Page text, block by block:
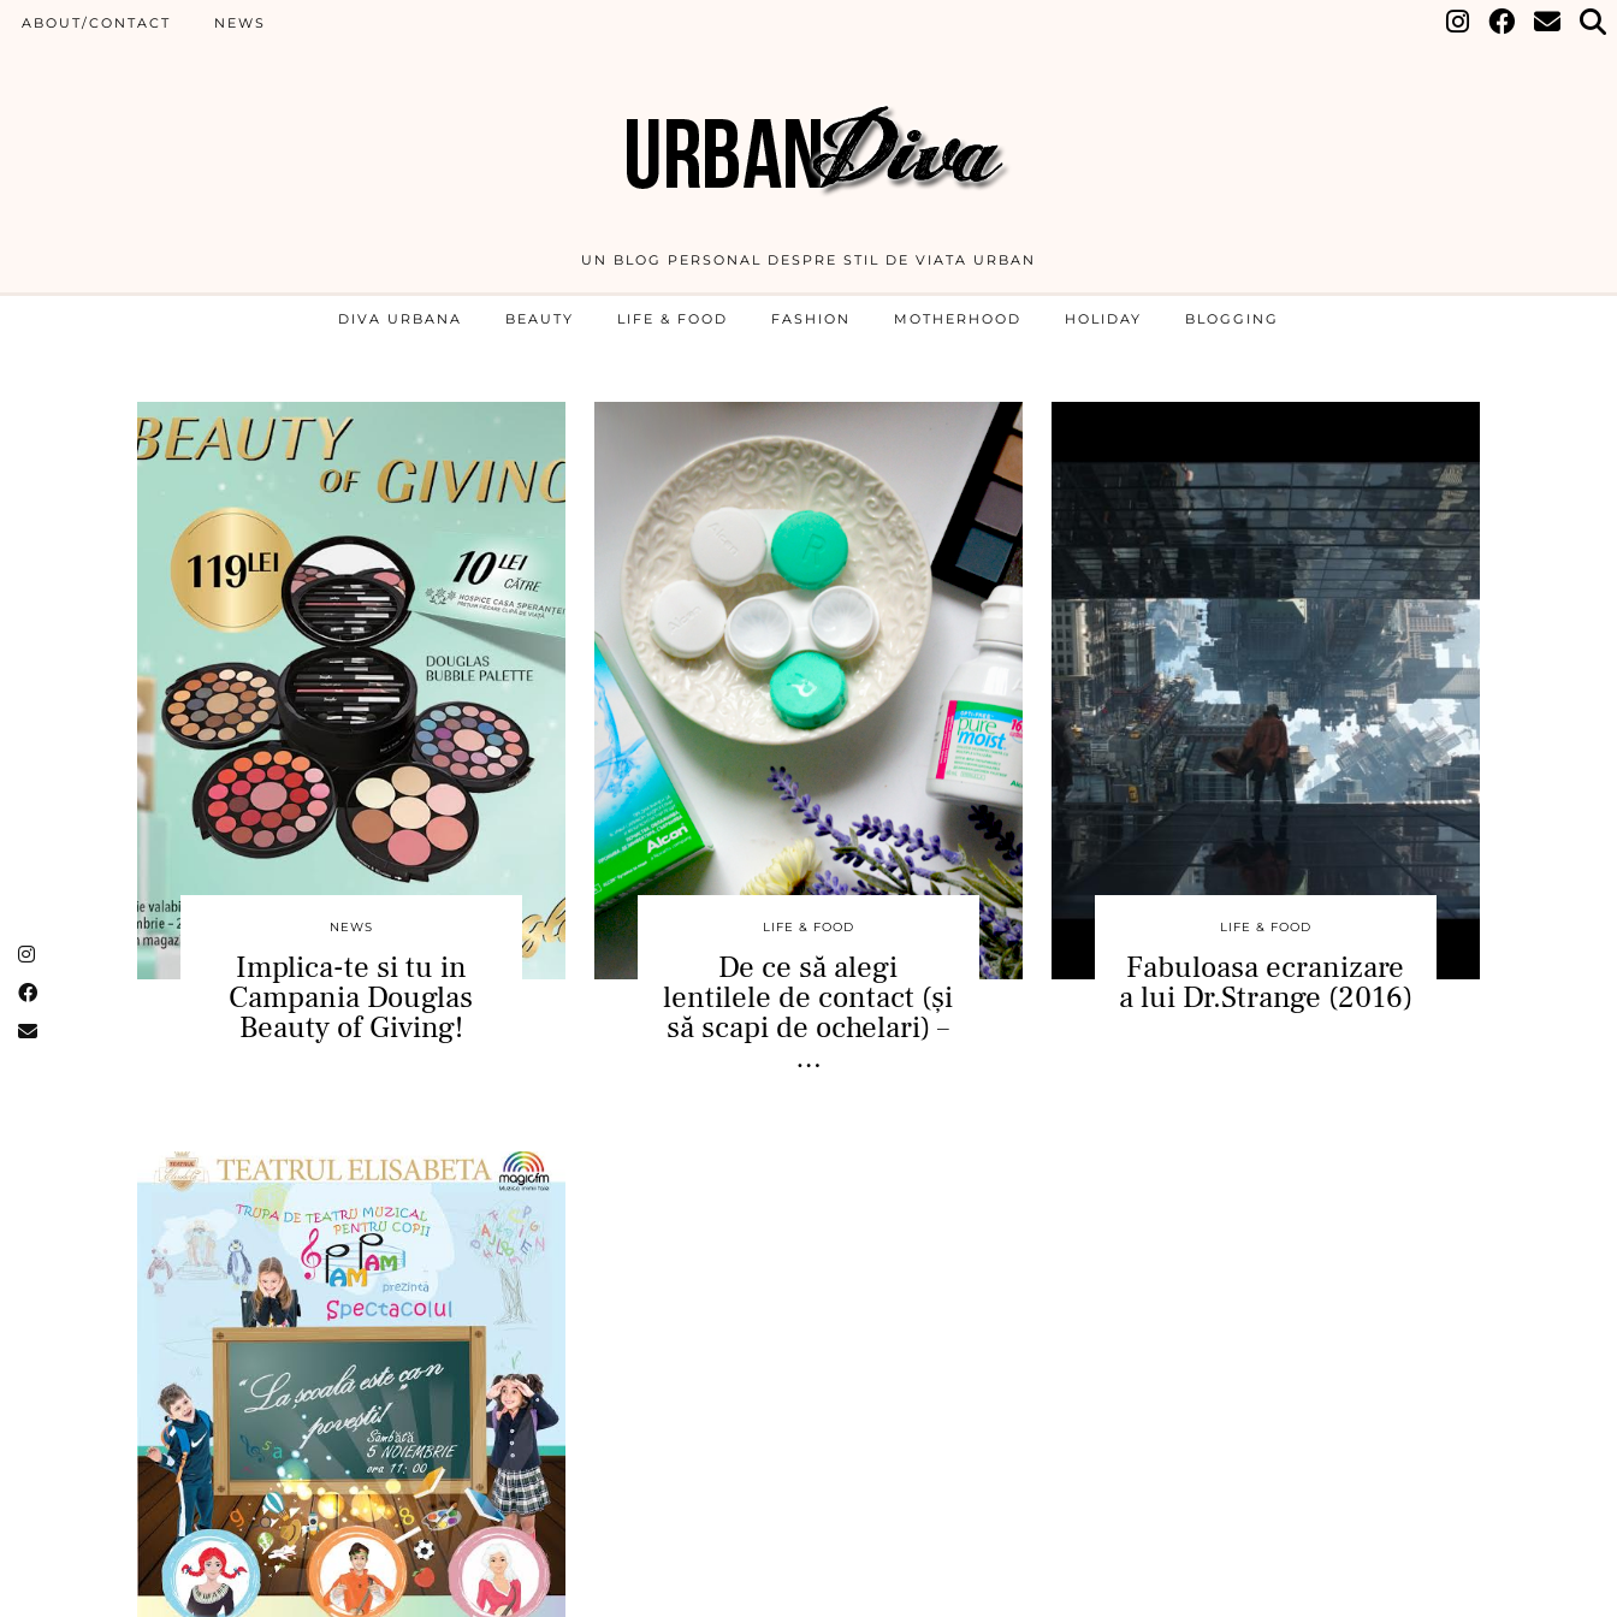
UN BLOG PERSONAL DESPRE STIL DE VIATA URBAN
ABOUT/CONTACT NEWS
DIVA URBANA BEAUTY LIFE & FOOD FASHION MOTHERHOOD HOLIDAY BLOGGING
NEWS
Implica-te si tu in
Campania Douglas
Beauty of Giving!
LIFE & FOOD
De ce să alegi
lentilele de contact (și
să scapi de ochelari) –
…
LIFE & FOOD
Fabuloasa ecranizare
a lui Dr.Strange (2016)